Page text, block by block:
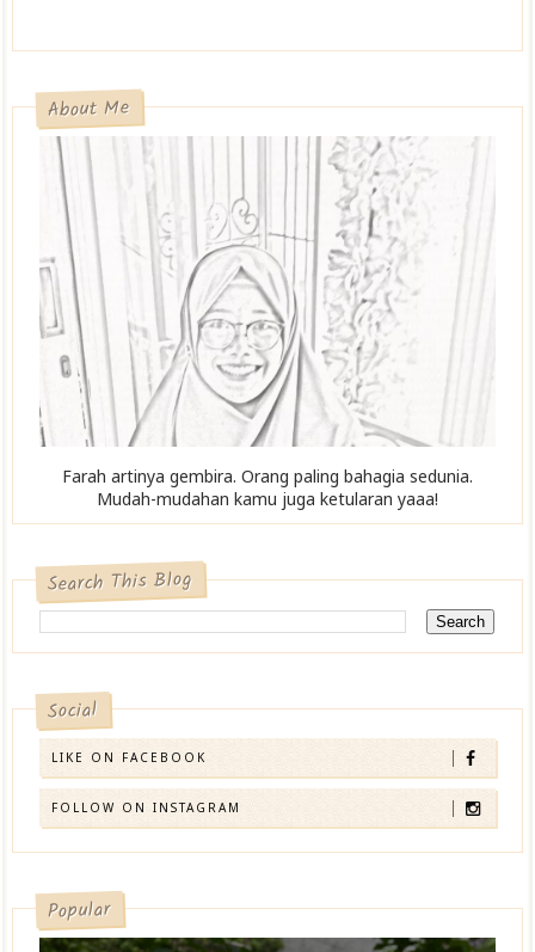
About Me
Farah artinya gembira. Orang paling bahagia sedunia.
Mudah-mudahan kamu juga ketularan yaaa!
Search This Blog
Social
LIKE ON FACEBOOK
FOLLOW ON INSTAGRAM
Popular